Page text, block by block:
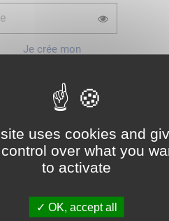
uses cookies and
over what you
to activate
OK, accept all
Je crée mon